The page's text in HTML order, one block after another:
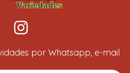
por Whatsapp, e-mail